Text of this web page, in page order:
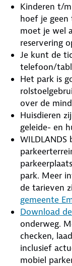
Kinderen t/
hoef je
moet je wel
reservering
Je kunt de
telefoon/
Het park is
over de
Huisdieren
geleide- en
park. Meer
de tarieven
gemeente
Download
onderweg.
checken,
inclusief
mobiel